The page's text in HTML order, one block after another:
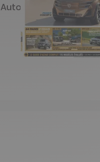
Auto Journal 4x4